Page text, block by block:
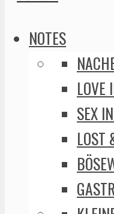
NOTES
LOVE
SEX
LOST